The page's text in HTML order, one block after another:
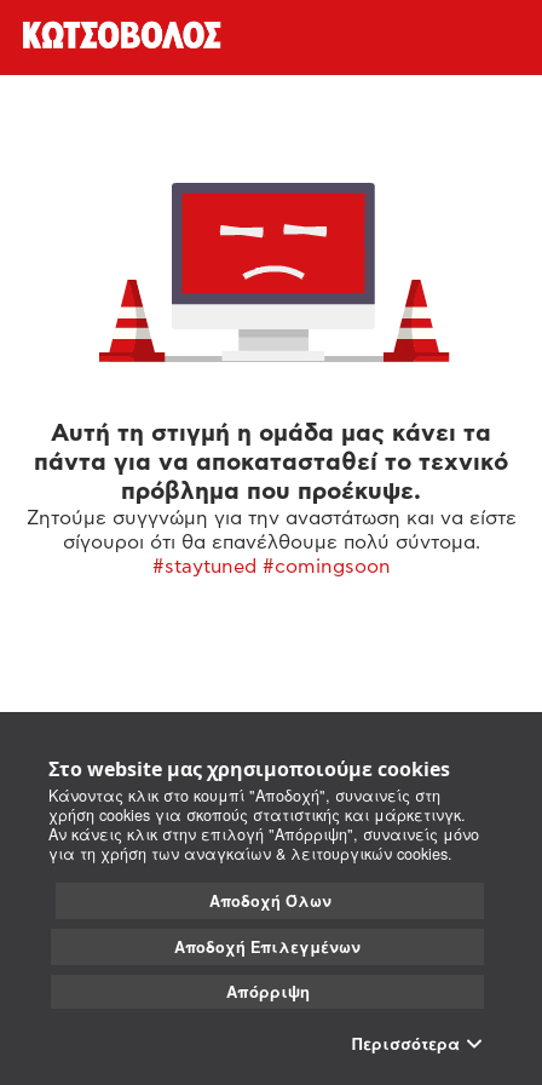
Στο website μας χρησιμοποιούμε cookies
Κάνοντας κλικ στο κουμπί "Αποδοχή", συναινείς στη
χρήση cookies για σκοπούς στατιστικής και μάρκετινγκ.
Αν κάνεις κλικ στην επιλογή "Απόρριψη", συναινείς μόνο
για τη χρήση των αναγκαίων & λειτουργικών cookies.
Αποδοχή Όλων
Αποδοχή Επιλεγμένων
Απόρριψη
Περισσότερα
Αυτή τη στιγμή η ομάδα μας κάνει τα
πάντα για να αποκατασταθεί το τεχνικό
πρόβλημα που προέκυψε.
Ζητούμε συγγνώμη για την αναστάτωση και να είστε
σίγουροι ότι θα επανέλθουμε πολύ σύντομα.
#staytuned #comingsoon